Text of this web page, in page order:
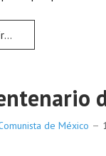
de México